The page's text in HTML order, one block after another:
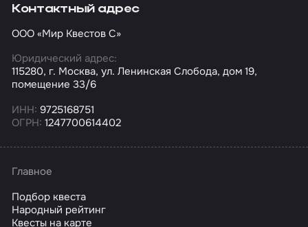
Контактный адрес
ООО «Мир Квестов С»
Юридический адрес:
115280, г. Москва, ул. Ленинская Слобода, дом 19,
помещение 33/6
ИНН: 9725168751
ОГРН: 1247700614402
Главное
Подбор квеста
Народный рейтинг
Квесты на карте